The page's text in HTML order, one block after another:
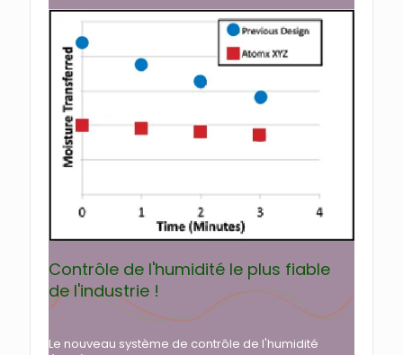
Contrôle de l'humidité le plus fiable
de l'industrie !
Le nouveau système de contrôle de l'humidité